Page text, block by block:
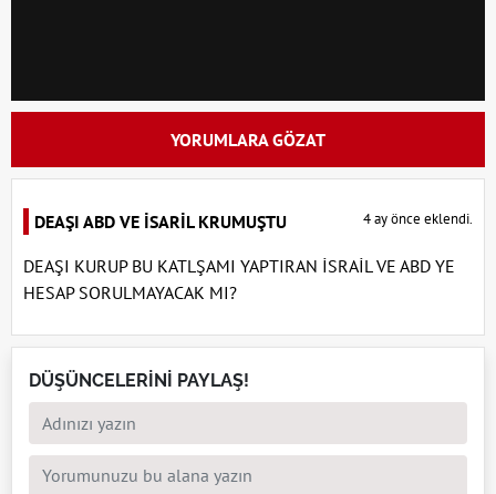
YORUMLARA GÖZAT
DEAŞI ABD VE İSARİL KRUMUŞTU 4 ay önce eklendi.
DEAŞI KURUP BU KATLŞAMI YAPTIRAN İSRAİL VE ABD YE
HESAP SORULMAYACAK MI?
DÜŞÜNCELERİNİ PAYLAŞ!